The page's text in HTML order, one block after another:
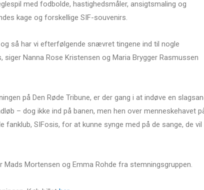
med fodbolde, hastighedsmåler, ansigtsmaling og
kage og forskellige SIF-souvenirs.
så har vi efterfølgende snævret tingene ind til nogle
Nanna Rose Kristensen og Maria Brygger Rasmussen
på Den Røde Tribune, er der gang i at indøve en
– dog ikke ind på banen, men hen over menneskehavet
fanklub, SIFosis, for at kunne synge med på de sange, de vil
Mortensen og Emma Rohde fra stemningsgruppen.